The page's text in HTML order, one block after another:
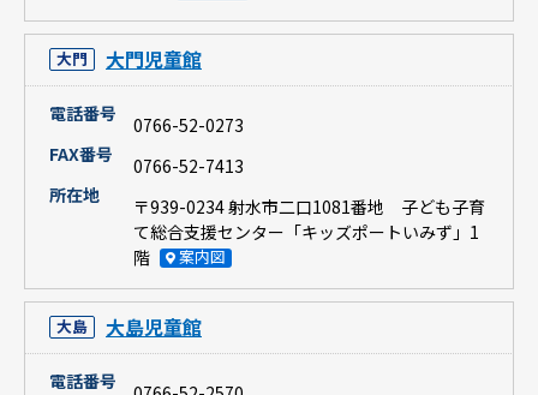
大門 大門児童館
電話番号
0766-52-0273
FAX番号
0766-52-7413
所在地
〒939-0234 射水市二口1081番地 子ども子育
て総合支援センター「キッズポートいみず」1
階
案内図
大島 大島児童館
電話番号